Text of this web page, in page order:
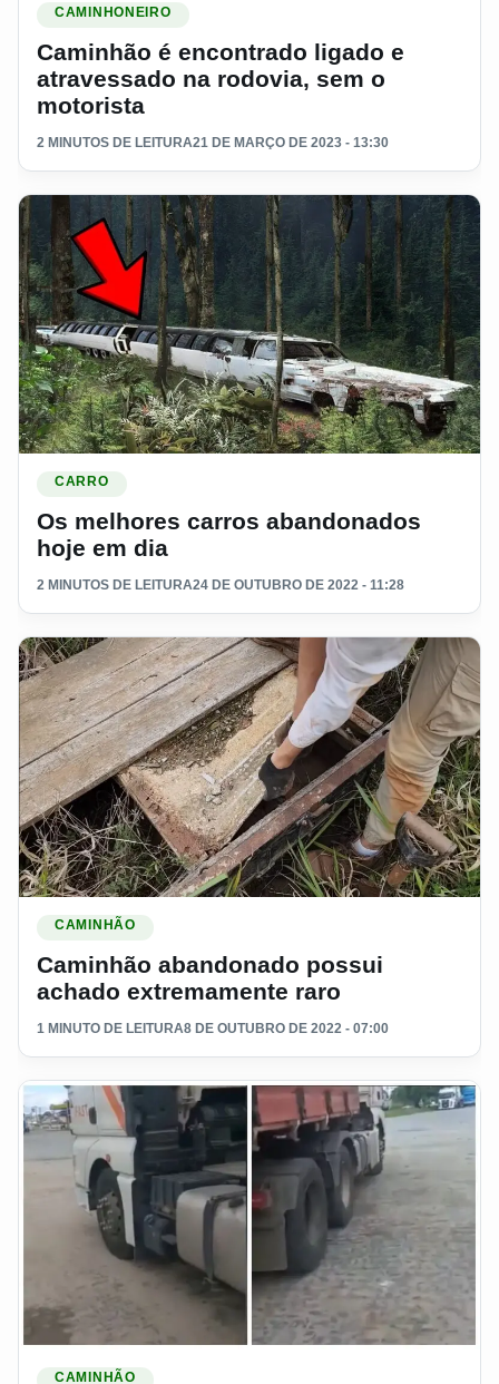
CAMINHONEIRO
Caminhão é encontrado ligado e
atravessado na rodovia, sem o
motorista
2 MINUTOS DE LEITURA21 DE MARÇO DE 2023 - 13:30
CARRO
Os melhores carros abandonados
hoje em dia
2 MINUTOS DE LEITURA24 DE OUTUBRO DE 2022 - 11:28
CAMINHÃO
Caminhão abandonado possui
achado extremamente raro
1 MINUTO DE LEITURA8 DE OUTUBRO DE 2022 - 07:00
CAMINHÃO